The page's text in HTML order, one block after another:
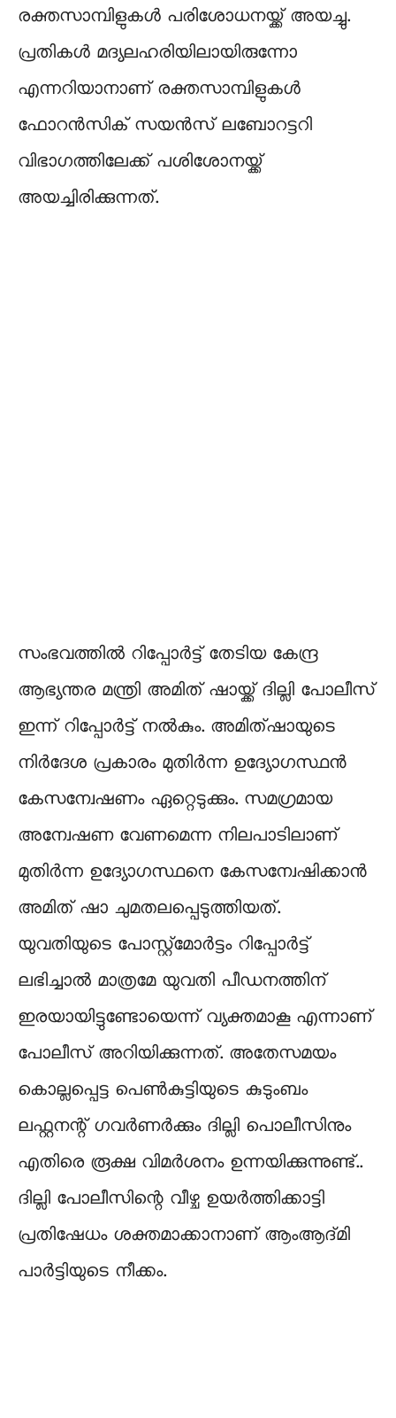
രക്തസാമ്പിളുകള്‍ പരിശോധനയ്ക്ക് അയച്ചു.
പ്രതികള്‍ മദ്യലഹരിയിലായിരുന്നോ
എന്നറിയാനാണ് രക്തസാമ്പിളുകള്‍
ഫോറന്‍സിക് സയന്‍സ് ലബോറട്ടറി
വിഭാഗത്തിലേക്ക് പശിശോനയ്ക്ക്
അയച്ചിരിക്കുന്നത്.
സംഭവത്തിൽ റിപ്പോർട്ട് തേടിയ കേന്ദ്ര
ആഭ്യന്തര മന്ത്രി അമിത് ഷായ്ക്ക് ദില്ലി പോലീസ്
ഇന്ന് റിപ്പോർട്ട് നൽകും. അമിത്ഷായുടെ
നിർദേശ പ്രകാരം മുതിർന്ന ഉദ്യോഗസ്ഥൻ
കേസന്വേഷണം ഏറ്റെടുക്കും. സമഗ്രമായ
അന്വേഷണ വേണമെന്ന നിലപാടിലാണ്
മുതിർന്ന ഉദ്യോഗസ്ഥനെ കേസന്വേഷിക്കാൻ
അമിത് ഷാ ചുമതലപ്പെടുത്തിയത്.
യുവതിയുടെ പോസ്റ്റ്മോർട്ടം റിപ്പോർട്ട്
ലഭിച്ചാൽ മാത്രമേ യുവതി പീഡനത്തിന്
ഇരയായിട്ടുണ്ടോയെന്ന് വ്യക്തമാകൂ എന്നാണ്
പോലീസ് അറിയിക്കുന്നത്. അതേസമയം
കൊല്ലപ്പെട്ട പെൺകുട്ടിയുടെ കുടുംബം
ലഫ്റ്റനന്റ് ഗവർണർക്കും ദില്ലി പൊലീസിനും
എതിരെ രൂക്ഷ വിമർശനം ഉന്നയിക്കുന്നുണ്ട്..
ദില്ലി പോലീസിന്റെ വീഴ്ച ഉയർത്തിക്കാട്ടി
പ്രതിഷേധം ശക്തമാക്കാനാണ് ആംആദ്മി
പാർട്ടിയുടെ നീക്കം.